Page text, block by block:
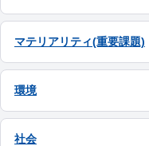
マテリアリティ(重要課題)
環境
社会